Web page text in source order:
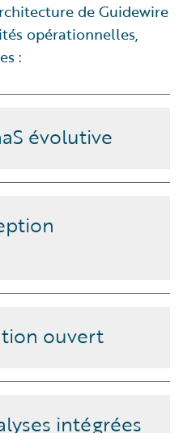
de Guidewire
opérationnelles,
:
évolutive
et performance face à une
et les flux de travail
ouvert
d'intégrations pré-
intégrées